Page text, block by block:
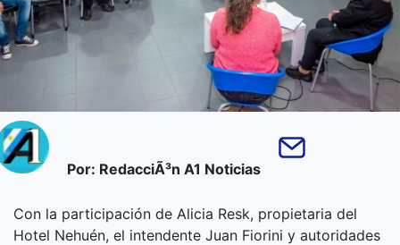
Por: RedacciÃ³n A1 Noticias
Con la participación de Alicia Resk, propietaria del
Hotel Nehuén, el intendente Juan Fiorini y autoridades